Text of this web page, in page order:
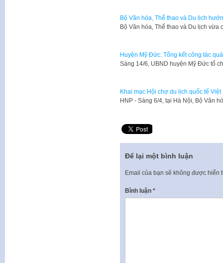
Bộ Văn hóa, Thể thao và Du lịch
Bộ Văn hóa, Thể thao và Du lịch
Huyện Mỹ Đức: Tổng kết công tác
Sáng 14/6, UBND huyện Mỹ Đức tổ
Khai mạc Hội chợ du lịch quốc tế
HNP - Sáng 6/4, tại Hà Nội, Bộ Văn
Để lại một bình luận
Email của bạn sẽ không được hiển
Bình luận *